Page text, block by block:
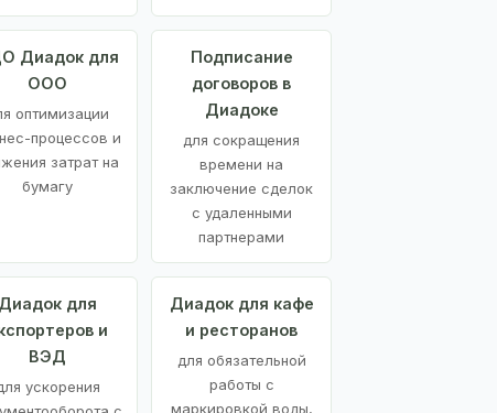
Диадок для
ООО
оптимизации
процессов и
затрат на
бумагу
Подписание
договоров в
Диадоке
для сокращения
времени на
заключение сделок
с удаленными
партнерами
Диадок для
и
ВЭД
ускорения
Диадок для кафе
и ресторанов
для обязательной
работы с
маркировкой воды,